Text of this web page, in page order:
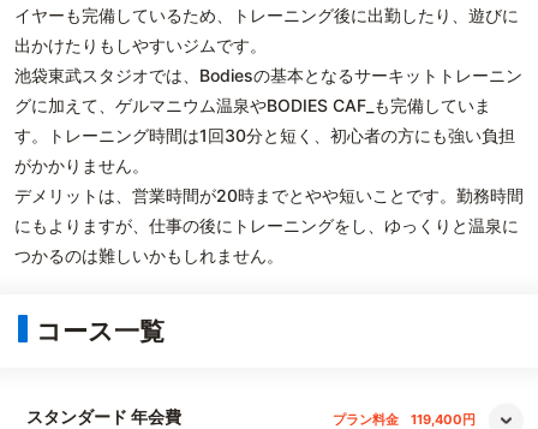
イヤーも完備しているため、トレーニング後に出勤したり、遊びに
出かけたりもしやすいジムです。
池袋東武スタジオでは、Bodiesの基本となるサーキットトレーニン
グに加えて、ゲルマニウム温泉やBODIES CAF_も完備していま
す。トレーニング時間は1回30分と短く、初心者の方にも強い負担
がかかりません。
デメリットは、営業時間が20時までとやや短いことです。勤務時間
にもよりますが、仕事の後にトレーニングをし、ゆっくりと温泉に
つかるのは難しいかもしれません。
コース一覧
スタンダード 年会費 プラン料金 119,400円